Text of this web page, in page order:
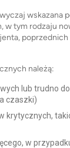
wskazana
w tym rodzaju
należą:
lub trudno
czaszki)
krytycznych,
w